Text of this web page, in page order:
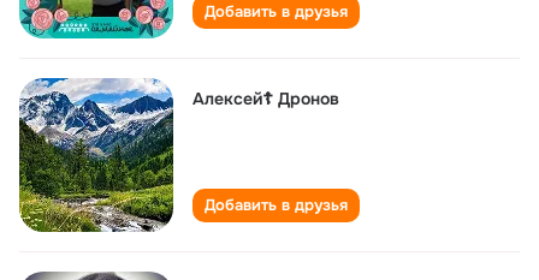
Добавить в друзья
Алексей☦️ Дронов
Добавить в друзья